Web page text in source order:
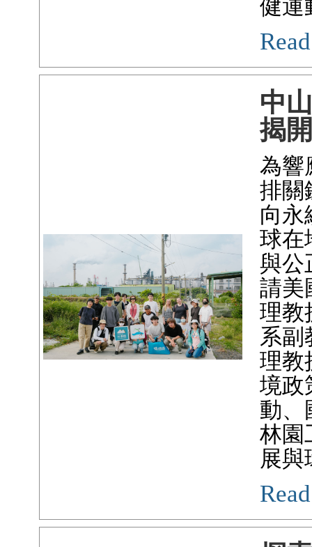
健運
中
揭
為響
排關
向永
球在
與公
請美
理教
系副
理教
境政
動、
林園
展與